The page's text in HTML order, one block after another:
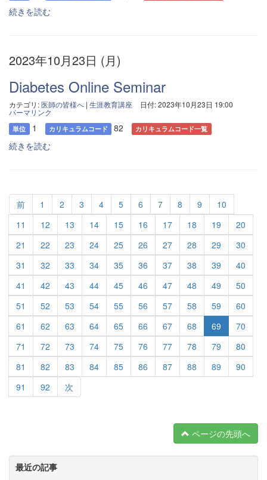
続きを読む
2023年10月23日 (月)
Diabetes Online Seminar
カテゴリ:医師の皆様へ | 生涯教育講座 日付: 2023年10月23日 19:00
パーマリンク
単位 1 カリキュラムコード 82 カリキュラムコード一覧
続きを読む
前 1 2 3 4 5 6 7 8 9
10
11
12 13 14 15 16 17 18 19
20
21
22 23 24 25 26 27 28 29
30
31
32 33 34 35 36 37 38 39
40
41
42 43 44 45 46 47 48 49
50
51
52 53 54 55 56 57 58 59
60
61
62 63 64 65 66 67 68 69
70
71
72 73 74 75 76 77 78 79
80
81
82 83 84 85 86 87 88 89
90
91
92 次
ページの先頭へ
最近の記事